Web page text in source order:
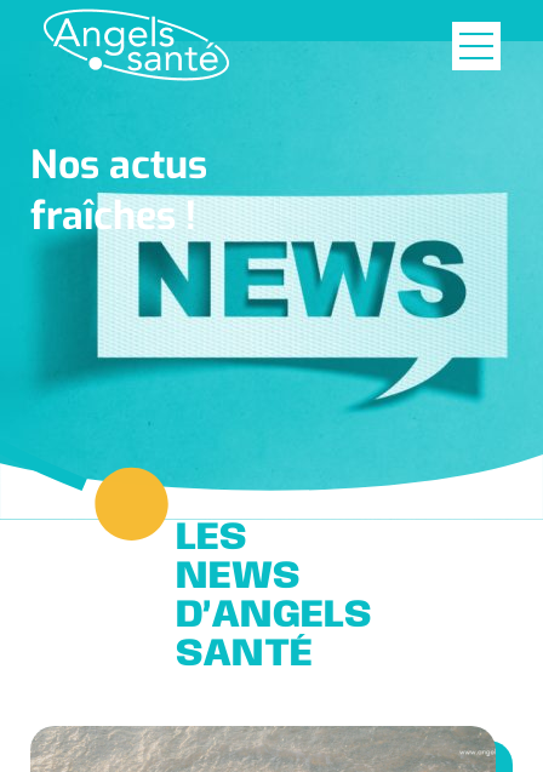
Nos actus
fraîches !
LES
NEWS
D’ANGELS
SANTÉ